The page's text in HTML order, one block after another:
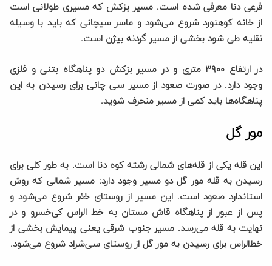
فرعی دنا معرفی شده است. مسیر بزکش که مسیری طولانی است
از خانه کوهنورد شروع می‌شود و ماسر سیچانی که باید با وسیله
نقلیه طی شود بخشی از مسیر گردنه بیژن است.
در ارتفاع ۳۹۰۰ متری و در مسیر بزکش دو پناهگاه بتنی و فلزی
وجود دارد. در صورت صعود از مسیر سی چانی برای رسیدن به این
پناهگاه‌ها باید کمی از مسیر منحرف شوید.
مور گل
این قله یکی از قله‌های شمالی رشته کوه دنا است. به طور کلی برای
رسیدن به قله مور گل دو مسیر وجود دارد: مسیر شمالی که روش
استاندارد صعود است. این مسیر از روستای خفر شروع می‌شود و
پس از عبور از پناهگاه قاش مستان به خط الراس کی‌خسرو و در
نهایت به قله می‌رسد. مسیر جنوب شرقی یعنی پیمایش بخشی از
خط‌الراس برای رسیدن به مور گل از روستای سی‌شراد شروع می‌شود.